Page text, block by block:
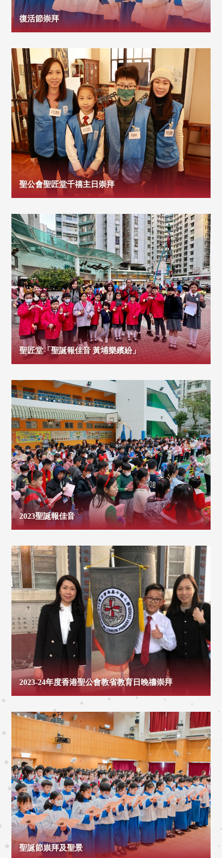
復活節崇拜
聖公會聖匠堂千禧主日崇拜
聖匠堂「聖誕報佳音 黃埔樂繽紛」
2023聖誕報佳音
2023-24年度香港聖公會教省教育日晚禱崇拜
聖誕節祟拜及聖景